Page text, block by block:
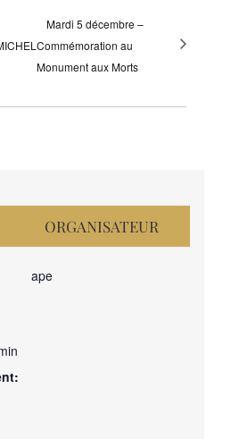
Mardi 5 décembre –
Commémoration au
Monument aux Morts
ORGANISATEUR
ape